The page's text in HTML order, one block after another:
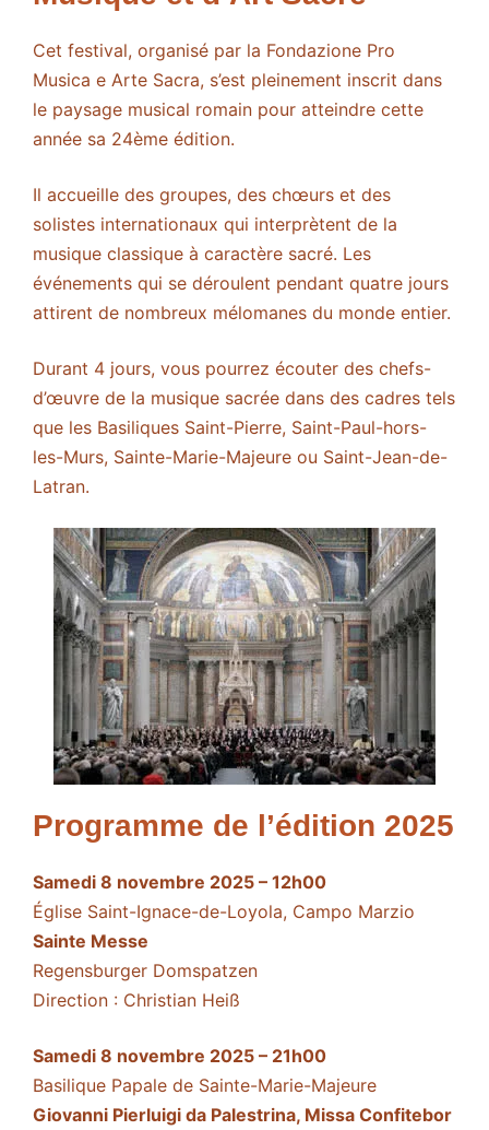
Cet festival, organisé par la Fondazione Pro
Musica e Arte Sacra, s’est pleinement inscrit dans
le paysage musical romain pour atteindre cette
année sa 24ème édition.
Il accueille des groupes, des chœurs et des
solistes internationaux qui interprètent de la
musique classique à caractère sacré. Les
événements qui se déroulent pendant quatre jours
attirent de nombreux mélomanes du monde entier.
Durant 4 jours, vous pourrez écouter des chefs-
d’œuvre de la musique sacrée dans des cadres tels
que les Basiliques Saint-Pierre, Saint-Paul-hors-
les-Murs, Sainte-Marie-Majeure ou Saint-Jean-de-
Latran.
Programme de l’édition 2025
Samedi 8 novembre 2025 – 12h00
Église Saint-Ignace-de-Loyola, Campo Marzio
Sainte Messe
Regensburger Domspatzen
Direction : Christian Heiß
Samedi 8 novembre 2025 – 21h00
Basilique Papale de Sainte-Marie-Majeure
Giovanni Pierluigi da Palestrina, Missa Confitebor